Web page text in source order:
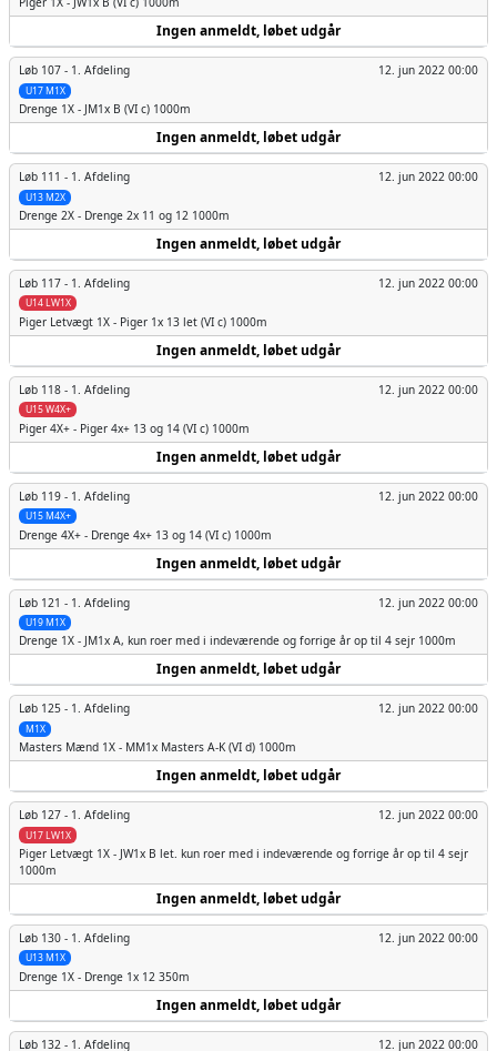
Ingen anmeldt, løbet udgår
Løb 107 - 1. Afdeling 12. jun 2022 00:00
U17 M1X
Drenge 1X - JM1x B (VI c) 1000m
Ingen anmeldt, løbet udgår
Løb 111 - 1. Afdeling 12. jun 2022 00:00
U13 M2X
Drenge 2X - Drenge 2x 11 og 12 1000m
Ingen anmeldt, løbet udgår
Løb 117 - 1. Afdeling 12. jun 2022 00:00
U14 LW1X
Piger Letvægt 1X - Piger 1x 13 let (VI c) 1000m
Ingen anmeldt, løbet udgår
Løb 118 - 1. Afdeling 12. jun 2022 00:00
U15 W4X+
Piger 4X+ - Piger 4x+ 13 og 14 (VI c) 1000m
Ingen anmeldt, løbet udgår
Løb 119 - 1. Afdeling 12. jun 2022 00:00
U15 M4X+
Drenge 4X+ - Drenge 4x+ 13 og 14 (VI c) 1000m
Ingen anmeldt, løbet udgår
Løb 121 - 1. Afdeling 12. jun 2022 00:00
U19 M1X
Drenge 1X - JM1x A, kun roer med i indeværende og forrige år op til 4 sejr 1000m
Ingen anmeldt, løbet udgår
Løb 125 - 1. Afdeling 12. jun 2022 00:00
M1X
Masters Mænd 1X - MM1x Masters A-K (VI d) 1000m
Ingen anmeldt, løbet udgår
Løb 127 - 1. Afdeling 12. jun 2022 00:00
U17 LW1X
Piger Letvægt 1X - JW1x B let. kun roer med i indeværende og forrige år op til 4 sejr
1000m
Ingen anmeldt, løbet udgår
Løb 130 - 1. Afdeling 12. jun 2022 00:00
U13 M1X
Drenge 1X - Drenge 1x 12 350m
Ingen anmeldt, løbet udgår
Løb 132 - 1. Afdeling 12. jun 2022 00:00